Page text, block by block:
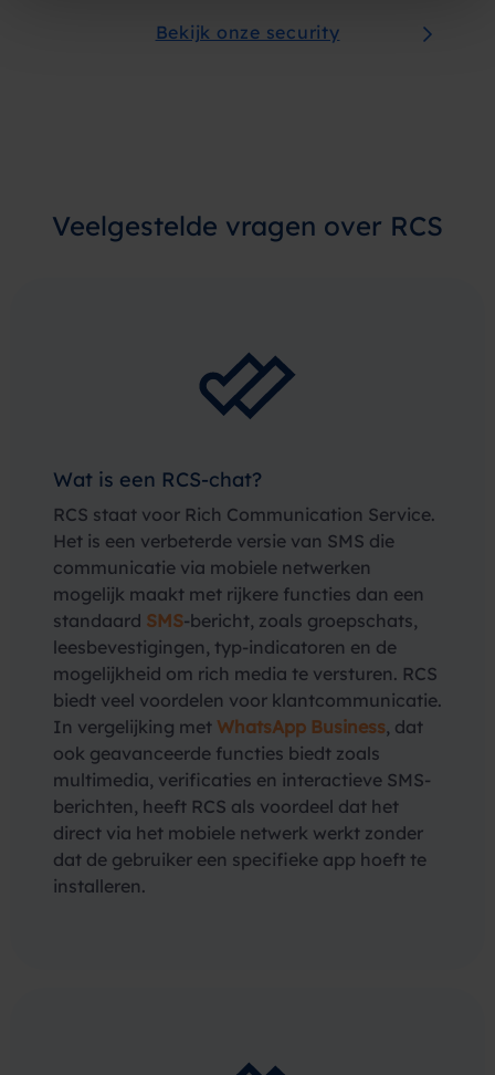
Bekijk onze security
Veelgestelde vragen over RCS
Wat is een RCS-chat?
RCS staat voor Rich Communication Service.
Het is een verbeterde versie van SMS die
communicatie via mobiele netwerken
mogelijk maakt met rijkere functies dan een
standaard SMS-bericht, zoals groepschats,
leesbevestigingen, typ-indicatoren en de
mogelijkheid om rich media te versturen. RCS
biedt veel voordelen voor klantcommunicatie.
In vergelijking met WhatsApp Business, dat
ook geavanceerde functies biedt zoals
multimedia, verificaties en interactieve SMS-
berichten, heeft RCS als voordeel dat het
direct via het mobiele netwerk werkt zonder
dat de gebruiker een specifieke app hoeft te
installeren.